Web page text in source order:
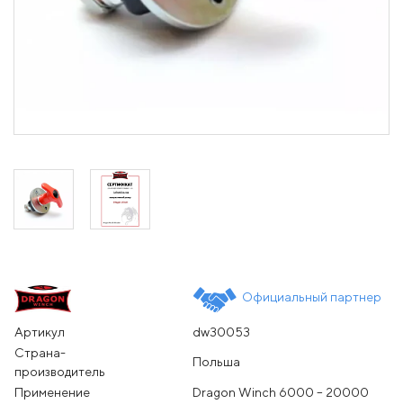
Официальный партнер
Артикул
dw30053
Страна-
производитель
Польша
Применение
Dragon Winch 6000 – 20000